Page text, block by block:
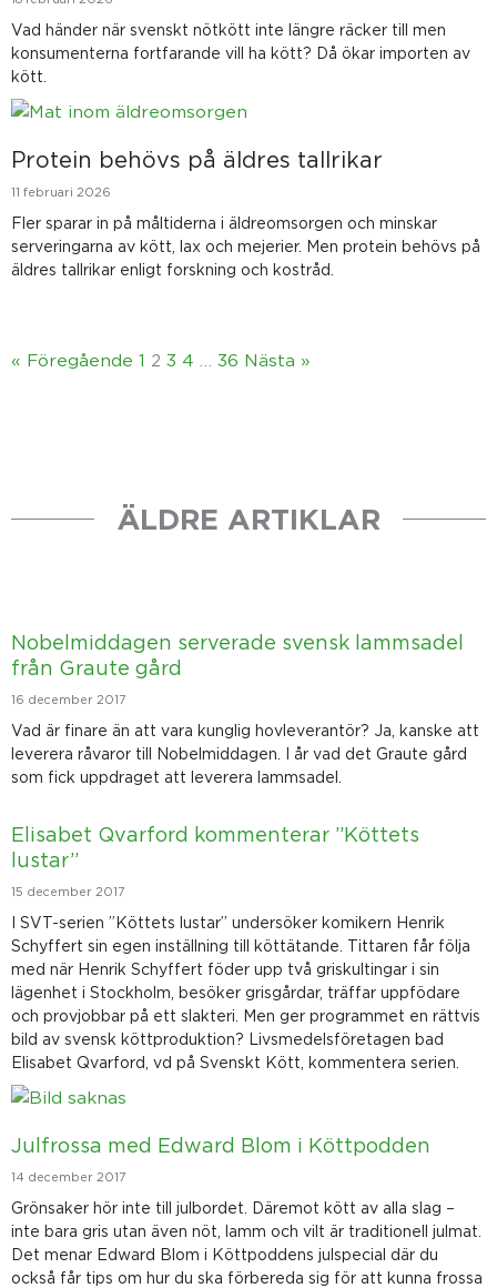
Vad händer när svenskt nötkött inte längre räcker till men
konsumenterna fortfarande vill ha kött? Då ökar importen av
kött.
Protein behövs på äldres tallrikar
11 februari 2026
Fler sparar in på måltiderna i äldreomsorgen och minskar
serveringarna av kött, lax och mejerier. Men protein behövs på
äldres tallrikar enligt forskning och kostråd.
« Föregående 1 2 3 4 36 Nästa »
ÄLDRE ARTIKLAR
Nobelmiddagen serverade svensk lammsadel
från Graute gård
16 december 2017
Vad är finare än att vara kunglig hovleverantör? Ja, kanske att
leverera råvaror till Nobelmiddagen. I år vad det Graute gård
som fick uppdraget att leverera lammsadel.
Elisabet Qvarford kommenterar ”Köttets
lustar”
15 december 2017
I SVT-serien ”Köttets lustar” undersöker komikern Henrik
Schyffert sin egen inställning till köttätande. Tittaren får följa
med när Henrik Schyffert föder upp två griskultingar i sin
lägenhet i Stockholm, besöker grisgårdar, träffar uppfödare
och provjobbar på ett slakteri. Men ger programmet en rättvis
bild av svensk köttproduktion? Livsmedelsföretagen bad
Elisabet Qvarford, vd på Svenskt Kött, kommentera serien.
Julfrossa med Edward Blom i Köttpodden
14 december 2017
Grönsaker hör inte till julbordet. Däremot kött av alla slag –
inte bara gris utan även nöt, lamm och vilt är traditionell julmat.
Det menar Edward Blom i Köttpoddens julspecial där du
också får tips om hur du ska förbereda sig för att kunna frossa